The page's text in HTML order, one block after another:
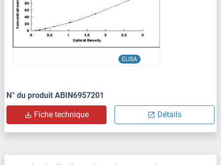
ELISA
N° du produit ABIN6957201
Fiche technique Détails